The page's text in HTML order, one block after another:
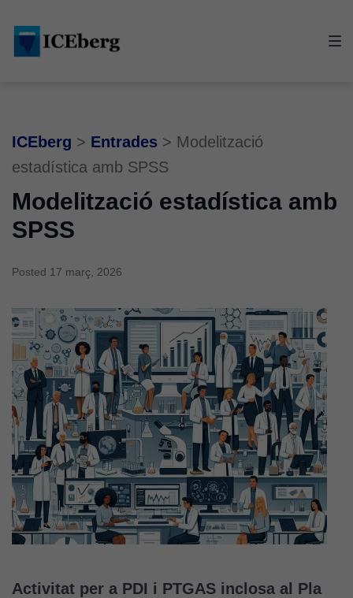
main
content
footer
ICEberg > Entrades > Modelització
estadística amb SPSS
Modelització estadística amb
SPSS
Posted 17 març, 2026
Activitat per a PDI i PTGAS inclosa al Pla